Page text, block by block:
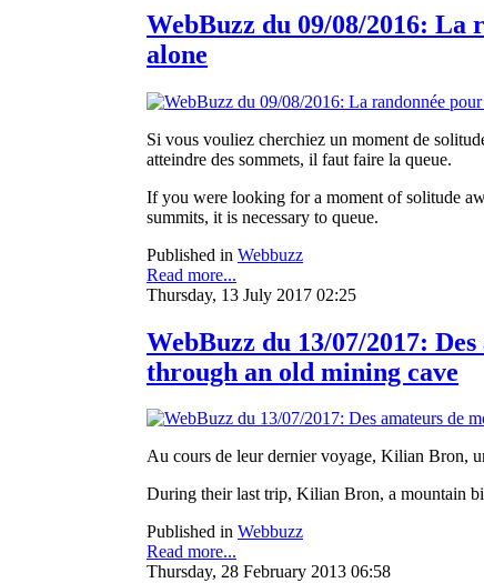
WebBuzz du 09/08/2016:
alone
Si vous vouliez cherchiez un moment de
atteindre des sommets, il faut faire la queue.
If you were looking for a moment of solitude
summits, it is necessary to queue.
Published in Webbuzz
Read more...
Thursday, 13 July 2017 02:25
WebBuzz du 13/07/2017:
through an old mining cave
Au cours de leur dernier voyage, Kilian Bron,
During their last trip, Kilian Bron, a mountain
Published in Webbuzz
Read more...
Thursday, 28 February 2013 06:58